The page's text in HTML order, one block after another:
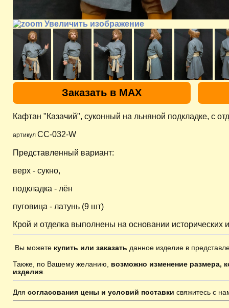
Увеличить изображение
Заказать в MAX
Кафтан "Казачий", суконный на льняной подкладке, с
артикул CC-032-W
Представленный вариант:
верх - сукно,
подкладка - лён
пуговица - латунь (9 шт)
Крой и отделка выполнены на основании исторических
Вы можете купить или заказать данное изделие в
Также, по Вашему желанию, возможно изменение размера,
изделия
Для согласования цены и условий поставки свяжитесь с